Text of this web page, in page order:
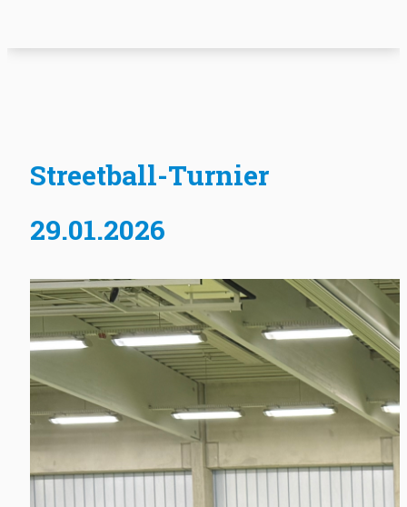
Streetball-Turnier
29.01.2026